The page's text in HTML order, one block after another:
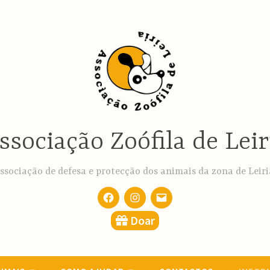
Zoófila de
de defesa e protecção dos animais da zona de
FacebookInstagram
email
Doar